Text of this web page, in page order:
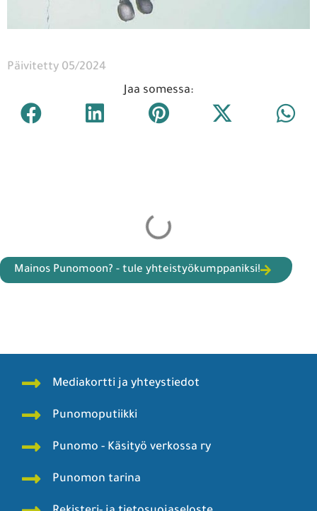
Päivitetty 05/2024
Jaa somessa:
Mainos Punomoon? - tule yhteistyökumppaniksi!